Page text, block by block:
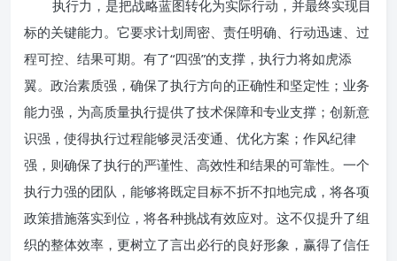
执行力，是把战略蓝图转化为实际行动，并最终实现目
标的关键能力。它要求计划周密、责任明确、行动迅速、过
程可控、结果可期。有了“四强”的支撑，执行力将如虎添
翼。政治素质强，确保了执行方向的正确性和坚定性；业务
能力强，为高质量执行提供了技术保障和专业支撑；创新意
识强，使得执行过程能够灵活变通、优化方案；作风纪律
强，则确保了执行的严谨性、高效性和结果的可靠性。一个
执行力强的团队，能够将既定目标不折不扣地完成，将各项
政策措施落实到位，将各种挑战有效应对。这不仅提升了组
织的整体效率，更树立了言出必行的良好形象，赢得了信任